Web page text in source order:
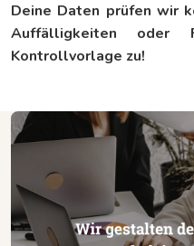
Deine Daten prüfen wir
Auffälligkeiten oder
Kontrollvorlage zu!